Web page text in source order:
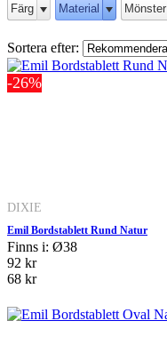
Färg
Material Mönster
Sortera efter:
-26%
DIXIE
Emil Bordstablett Rund Natur
Finns i: Ø38
92 kr
68 kr